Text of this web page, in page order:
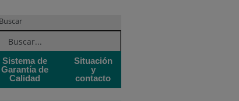
Buscar
Sistema de
Garantía de
Calidad
Situación
y
contacto